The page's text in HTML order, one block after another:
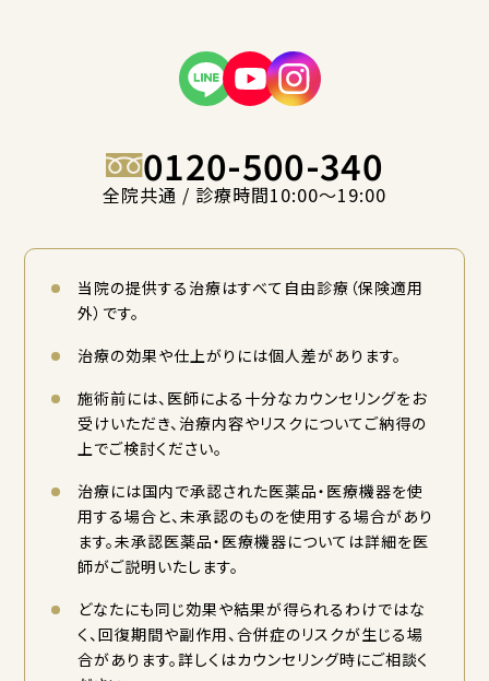
0120-500-340
全院共通 / 診療時間10:00〜19:00
当院の提供する治療はすべて自由診療（保険適用
外）です。
治療の効果や仕上がりには個人差があります。
施術前には、医師による十分なカウンセリングをお
受けいただき、治療内容やリスクについてご納得の
上でご検討ください。
治療には国内で承認された医薬品・医療機器を使
用する場合と、未承認のものを使用する場合があり
ます。未承認医薬品・医療機器については詳細を医
師がご説明いたします。
どなたにも同じ効果や結果が得られるわけではな
く、回復期間や副作用、合併症のリスクが生じる場
合があります。詳しくはカウンセリング時にご相談く